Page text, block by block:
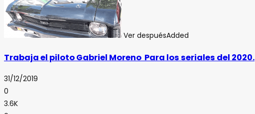
Ver despuésAdded
Trabaja el piloto Gabriel Moreno Para los seriales del 2020.
31/12/2019
0
3.6K